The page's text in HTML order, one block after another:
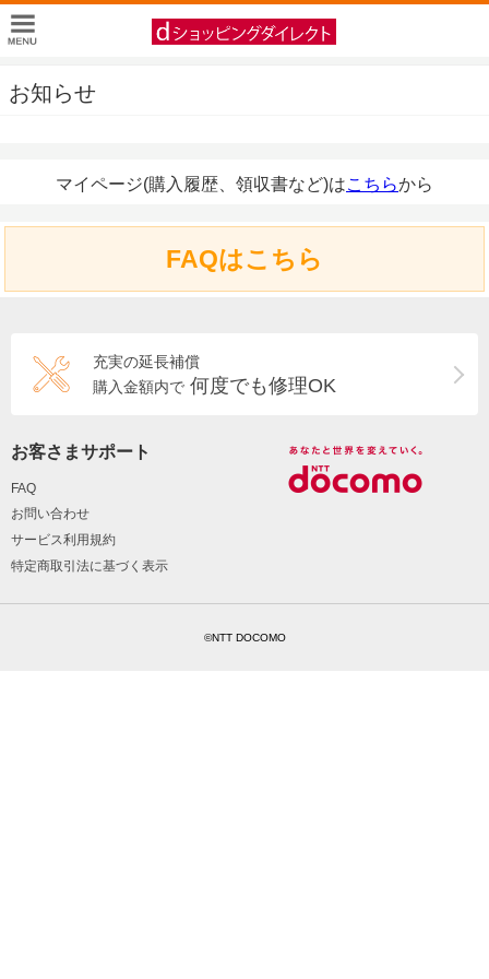
お知らせ
マイページ(購入履歴、領収書など)はこちらから
FAQはこちら
充実の延長補償
購入金額内で 何度でも修理OK
お客さまサポート
FAQ
お問い合わせ
サービス利用規約
特定商取引法に基づく表示
©NTT DOCOMO